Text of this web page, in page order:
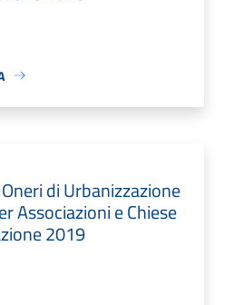
di Urbanizzazione
Associazioni e Chiese
2019